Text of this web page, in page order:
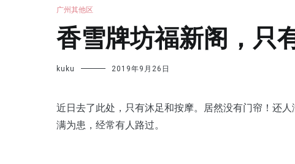
广州其他区
香雪牌坊福新阁，只
kuku 2019年9月26日
近日去了此处，只有沐足和按摩。居然没有门帘！还
满为患，经常有人路过。